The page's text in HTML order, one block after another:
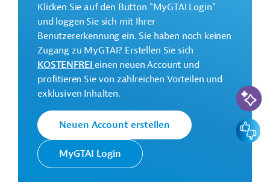
Zielgruppe erfolgt auf Grundlage definierter
Vulnerabilitätskriterien.
Das Entwicklungsprojekt ist auf eine Dauer von 48
Monaten nach Vertragsunterzeichnung ausgelegt.
Geberbeitrag:
30 Millionen Euro (Zuschuss; vorgesehen)
Kontaktadressen
Klicken Sie auf den Button "MyGTAI Login"
und loggen Sie sich mit Ihrer
Benutzererkennung ein. Sie haben noch keinen
Zugang zu MyGTAI? Erstellen Sie sich
KOSTENFREIeinen neuen Account und
profitieren Sie von zahlreichen Vorteilen und
exklusiven Inhalten.
Neuen Account erstellen
MyGTAI Login
KI-